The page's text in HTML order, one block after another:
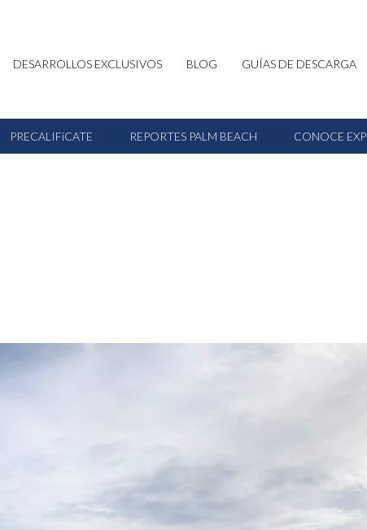
DESARROLLOS EXCLUSIVOS BLOG GUÍAS DE DESCARGA
PRECALIFíCATE REPORTES PALM BEACH CONOCE EXP